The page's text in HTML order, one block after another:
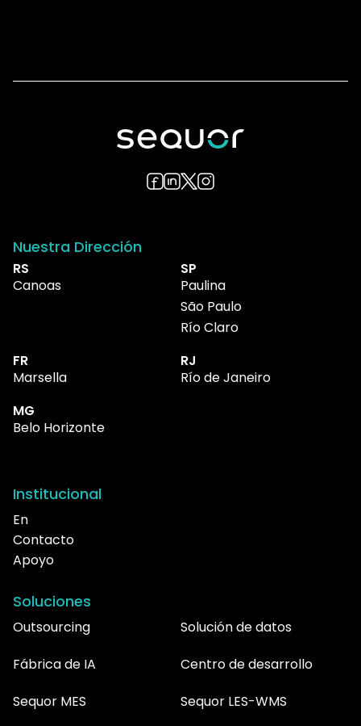
Nuestra Dirección
RS
Canoas
SP
Paulina
São Paulo
Río Claro
FR
Marsella
RJ
Río de Janeiro
MG
Belo Horizonte
Institucional
En
Contacto
Apoyo
Soluciones
Outsourcing
Solución de datos
Fábrica de IA
Centro de desarrollo
Sequor MES
Sequor LES-WMS